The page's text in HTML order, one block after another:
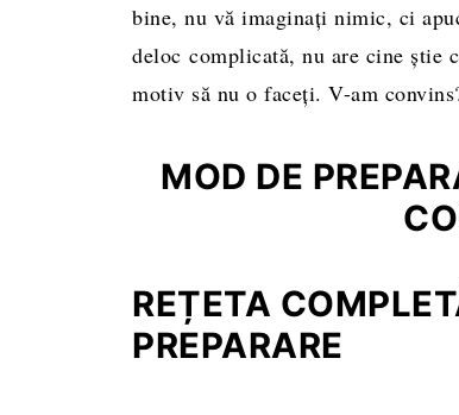
bine, nu vă imaginaţi nimic, ci
deloc complicată, nu are cine ştie
motiv să nu o faceţi. V-am
MOD DE
REȚETA
PREPARARE